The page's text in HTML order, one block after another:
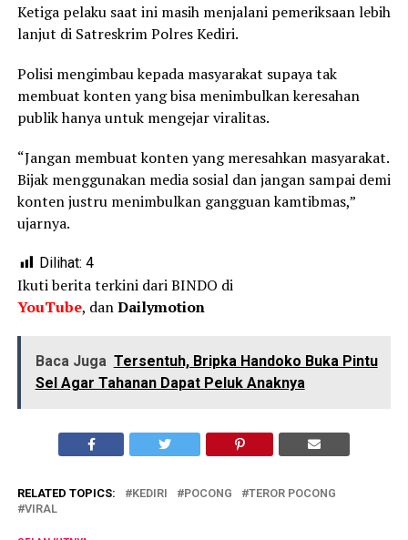
Ketiga pelaku saat ini masih menjalani pemeriksaan lebih
lanjut di Satreskrim Polres Kediri.
Polisi mengimbau kepada masyarakat supaya tak
membuat konten yang bisa menimbulkan keresahan
publik hanya untuk mengejar viralitas.
“Jangan membuat konten yang meresahkan masyarakat.
Bijak menggunakan media sosial dan jangan sampai demi
konten justru menimbulkan gangguan kamtibmas,”
ujarnya.
Dilihat: 4
Ikuti berita terkini dari BINDO di
YouTube, danDailymotion
Baca Juga Tersentuh, Bripka Handoko Buka Pintu
Sel Agar Tahanan Dapat Peluk Anaknya
RELATED TOPICS: KEDIRI POCONG
TEROR POCONG
VIRAL